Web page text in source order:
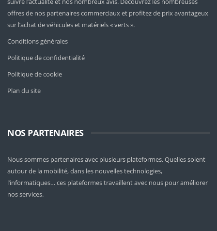
offres de nos partenaires commerciaux et profitez de prix avantageux
sur l’achat de véhicules et matériels « verts ».
Conditions générales
Politique de confidentialité
Politique de cookie
Plan du site
NOS PARTENAIRES
Nous sommes partenaires avec plusieurs plateformes. Quelles soient
autour de la mobilité, dans les nouvelles technologies,
l’informatiques… ces plateformes travaillent avec nous pour améliorer
nos services.